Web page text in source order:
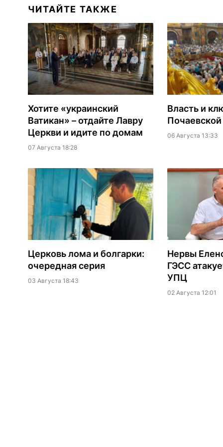
ЧИТАЙТЕ ТАКЖЕ
Хотите «украинский
Ватикан» – отдайте Лавру
Церкви и идите по домам
07 Августа 18:28
Власть и
06 Августа 13:33
Церковь лома и болгарки:
очередная серия
03 Августа 18:43
Нервы
ГЭСС
УПЦ
02 Августа 12:01